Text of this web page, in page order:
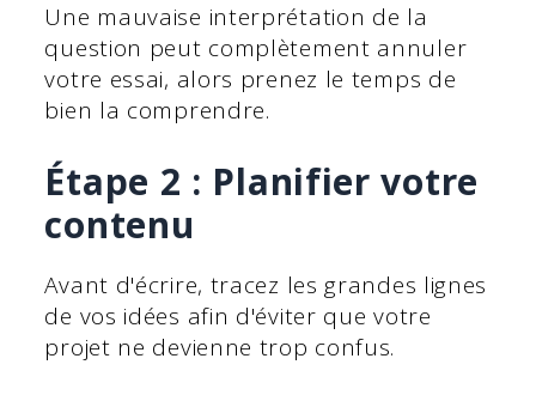
Une mauvaise interprétation de la
question peut complètement annuler
votre essai, alors prenez le temps de
bien la comprendre.
Étape 2 : Planifier votre
contenu
Avant d'écrire, tracez les grandes lignes
de vos idées afin d'éviter que votre
projet ne devienne trop confus.